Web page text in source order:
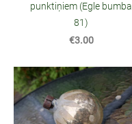
punktiņiem (Egle bumba
81)
€3.00